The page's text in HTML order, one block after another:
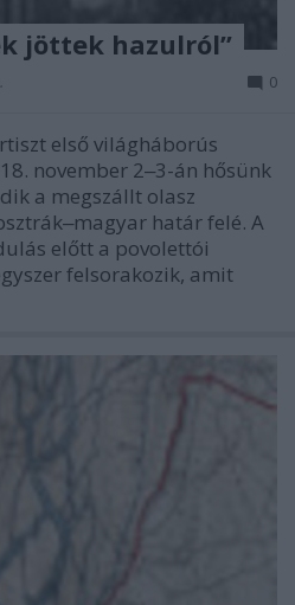
jöttek hazulról”
0
első világháborús
november 2‒3-án hősünk
a megszállt olasz
határ felé. A
előtt a povolettói
felsorakozik, amit